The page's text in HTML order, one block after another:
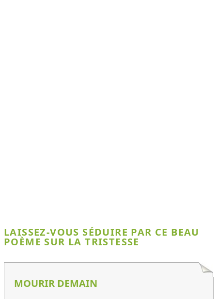
LAISSEZ-VOUS SÉDUIRE PAR CE BEAU
POÈME SUR LA TRISTESSE
MOURIR DEMAIN